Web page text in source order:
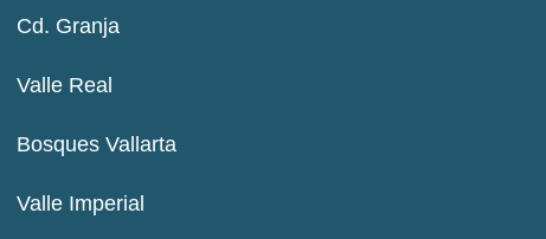
Cd. Granja
Valle Real
Bosques Vallarta
Valle Imperial